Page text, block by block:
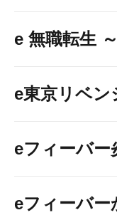
e 無職転生
e東京リベン
eフィーバー
eフィーバ